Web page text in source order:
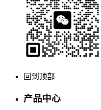
回到顶部
产品中心